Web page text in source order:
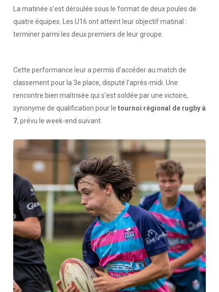
La matinée s’est déroulée sous le format de deux poules de
quatre équipes. Les U16 ont atteint leur objectif matinal :
terminer parmi les deux premiers de leur groupe.
Cette performance leur a permis d’accéder au match de
classement pour la 3e place, disputé l’après-midi. Une
rencontre bien maîtrisée qui s’est soldée par une victoire,
synonyme de qualification pour le tournoi régional de rugby à
7, prévu le week-end suivant.